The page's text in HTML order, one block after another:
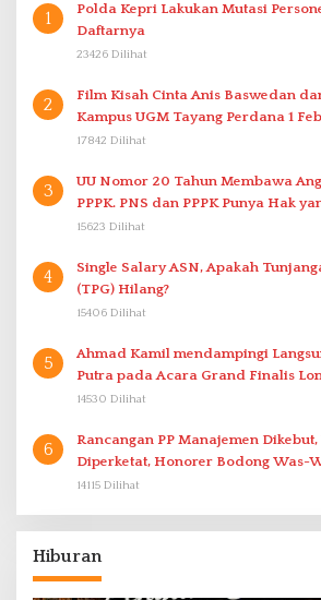
1
Polda Kepri Lakukan Mutasi
Daftarnya
23426 Dilihat
2
Film Kisah Cinta Anis Baswedan
Kampus UGM Tayang Perdana 1
17842 Dilihat
3
UU Nomor 20 Tahun Membawa
PPPK. PNS dan PPPK Punya Hak
15623 Dilihat
4
Single Salary ASN, Apakah
(TPG) Hilang?
15406 Dilihat
5
Ahmad Kamil mendampingi Langsung Dike Mandala
Putra pada Acara Grand Finalis
Proklamasi Mirip Bung Karno di Bali
14530 Dilihat
6
Rancangan PP Manajemen
Diperketat, Honorer Bodong Was-
14115 Dilihat
Hiburan